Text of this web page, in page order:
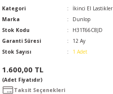
Kategori
İkinci El Lastikler
Marka
Dunlop
Stok Kodu
H31T66C8JD
Garanti Süresi
12 Ay
Stok Sayısı
1 Adet
1.600,00 TL
(Adet Fiyatıdır)
Taksit Seçenekleri